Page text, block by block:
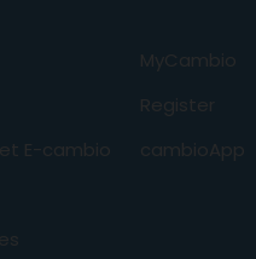
E-cambio
MyCambio
Register
cambioApp